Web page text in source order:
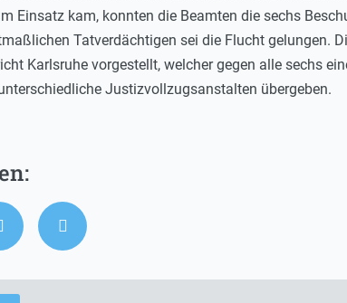
Einsatz kam, konnten die Beamten die sechs
Tatverdächtigen sei die Flucht gelungen.
Karlsruhe vorgestellt, welcher gegen alle sechs
Justizvollzugsanstalten übergeben.